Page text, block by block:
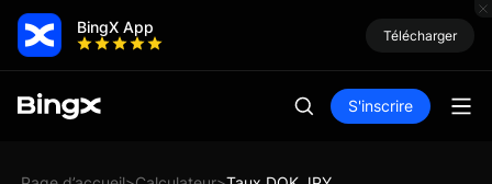
BingX App Télécharger
S'inscrire